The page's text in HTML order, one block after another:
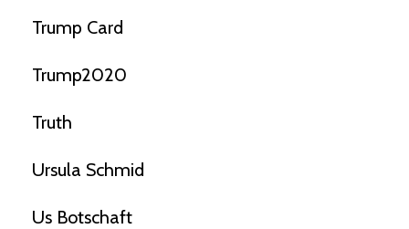
Trump Card
Trump2020
Truth
Ursula Schmid
Us Botschaft